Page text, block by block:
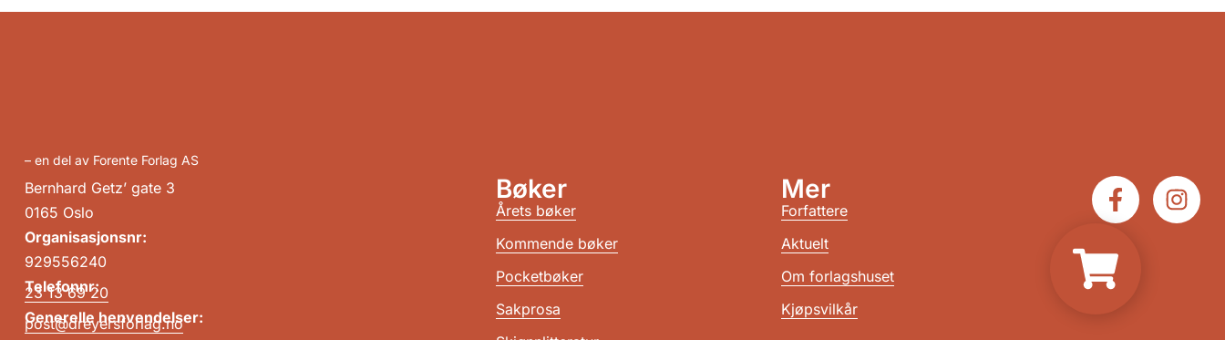
– en del av Forente Forlag AS
Bernhard Getz’ gate 3
0165 Oslo
Organisasjonsnr:
929556240
Telefonnr:
23 13 69 20
Generelle henvendelser:
post@dreyersforlag.no
Bøker
Årets bøker
Kommende bøker
Pocketbøker
Sakprosa
Mer
Forfattere
Aktuelt
Om forlagshuset
Kjøpsvilkår